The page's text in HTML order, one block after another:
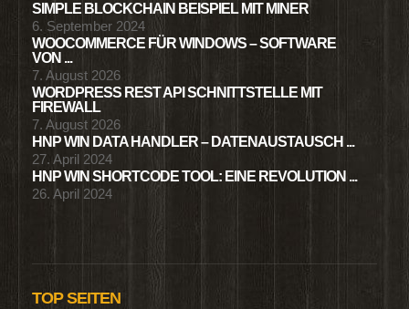
SIMPLE BLOCKCHAIN BEISPIEL MIT MINER
6. September 2024
WOOCOMMERCE FÜR WINDOWS – SOFTWARE
VON ...
7. August 2026
WORDPRESS REST API SCHNITTSTELLE MIT
FIREWALL
7. August 2026
HNP WIN DATA HANDLER – DATENAUSTAUSCH ...
27. April 2024
HNP WIN SHORTCODE TOOL: EINE REVOLUTION ...
26. April 2024
TOP SEITEN